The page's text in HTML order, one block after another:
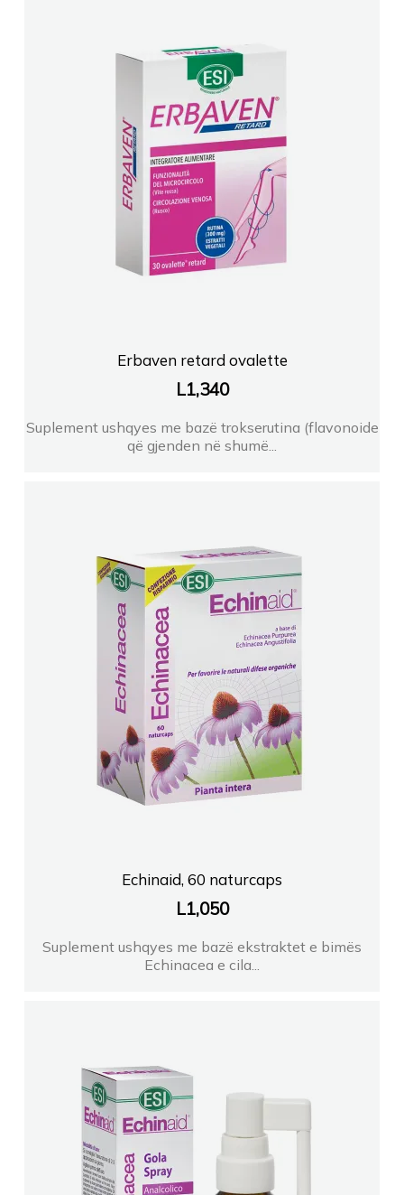
Erbaven retard ovalette
L1,340
Suplement ushqyes me bazë trokserutina (flavonoide
që gjenden në shumë...
Echinaid, 60 naturcaps
L1,050
Suplement ushqyes me bazë ekstraktet e bimës
Echinacea e cila...